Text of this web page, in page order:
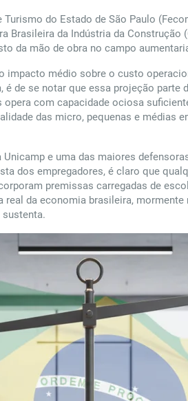
do Estado de São Paulo
Brasileira da Indústria da
da mão de obra no campo
médio sobre o custo
de se notar que essa projeção
com capacidade ociosa
das micro, pequenas e médias
e uma das maiores
dos empregadores, é claro que
premissas carregadas de
da economia brasileira,